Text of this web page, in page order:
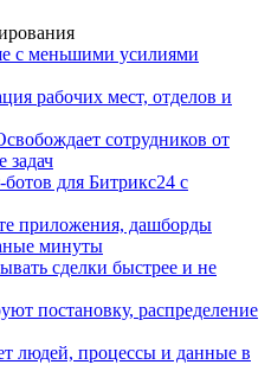
с меньшими усилиями
рабочих мест, отделов и
сотрудников от
задач
ботов для Битрикс24 с
приложения, дашборды
минуты
сделки быстрее и не
постановку, распределение
людей, процессы и данные в